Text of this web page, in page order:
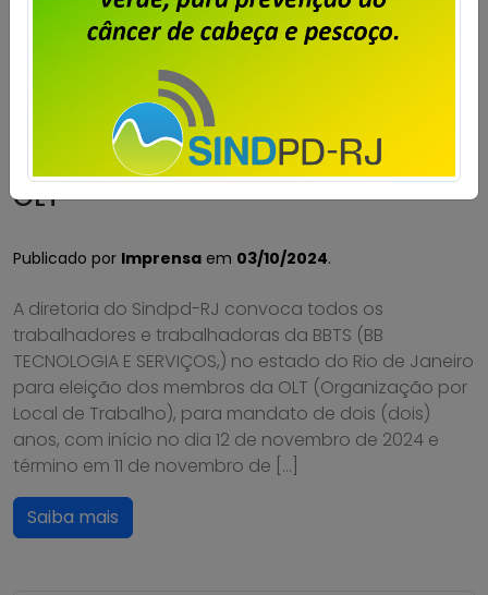
BBTS – Eleição dos membros da
OLT
Publicado por Imprensa em 03/10/2024.
A diretoria do Sindpd-RJ convoca todos os
trabalhadores e trabalhadoras da BBTS (BB
TECNOLOGIA E SERVIÇOS,) no estado do Rio de Janeiro
para eleição dos membros da OLT (Organização por
Local de Trabalho), para mandato de dois (dois)
anos, com início no dia 12 de novembro de 2024 e
término em 11 de novembro de […]
Saiba mais